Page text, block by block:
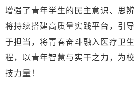
增强了青年学生的民主意识、思
将持续搭建高质量实践平台，引
于担当，将青春奋斗融入医疗卫
程，以青年智慧与实干之力，为
技力量！